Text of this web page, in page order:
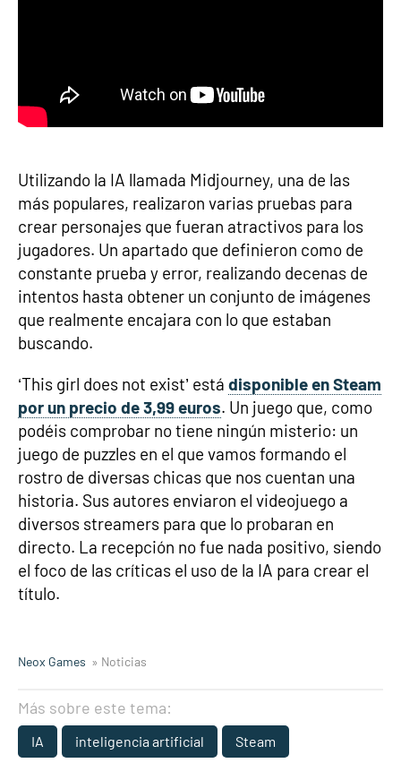
Utilizando la IA llamada Midjourney, una de las
más populares, realizaron varias pruebas para
crear personajes que fueran atractivos para los
jugadores. Un apartado que definieron como de
constante prueba y error, realizando decenas de
intentos hasta obtener un conjunto de imágenes
que realmente encajara con lo que estaban
buscando.
‘This girl does not exist’ está disponible en Steam
por un precio de 3,99 euros. Un juego que, como
podéis comprobar no tiene ningún misterio: un
juego de puzzles en el que vamos formando el
rostro de diversas chicas que nos cuentan una
historia. Sus autores enviaron el videojuego a
diversos streamers para que lo probaran en
directo. La recepción no fue nada positivo, siendo
el foco de las críticas el uso de la IA para crear el
título.
Neox Games » Noticias
Más sobre este tema:
IA inteligencia artificial Steam